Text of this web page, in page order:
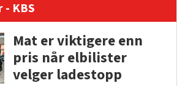
KBS
Mat er viktigere enn
pris når elbilister
velger ladestopp